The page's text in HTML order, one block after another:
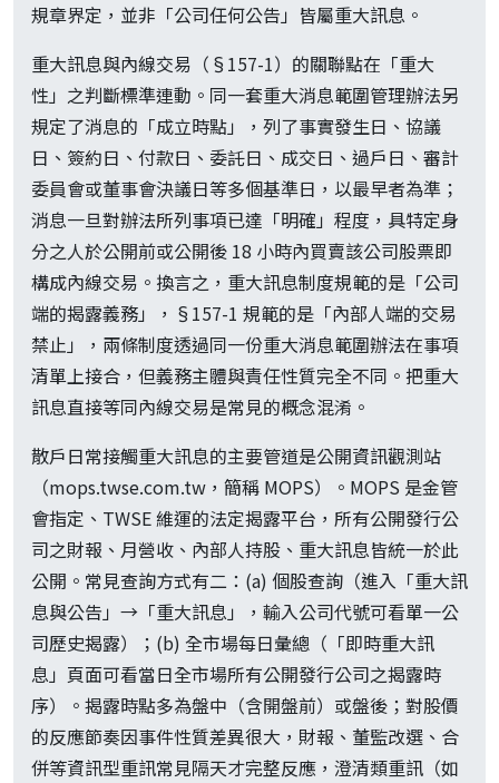
規章界定，並非「公司任何公告」皆屬重大訊息。
重大訊息與內線交易（§157-1）的關聯點在「重大
性」之判斷標準連動。同一套重大消息範圍管理辦法另
規定了消息的「成立時點」，列了事實發生日、協議
日、簽約日、付款日、委託日、成交日、過戶日、審計
委員會或董事會決議日等多個基準日，以最早者為準；
消息一旦對辦法所列事項已達「明確」程度，具特定身
分之人於公開前或公開後 18 小時內買賣該公司股票即
構成內線交易。換言之，重大訊息制度規範的是「公司
端的揭露義務」，§157-1 規範的是「內部人端的交易
禁止」，兩條制度透過同一份重大消息範圍辦法在事項
清單上接合，但義務主體與責任性質完全不同。把重大
訊息直接等同內線交易是常見的概念混淆。
散戶日常接觸重大訊息的主要管道是公開資訊觀測站
（mops.twse.com.tw，簡稱 MOPS）。MOPS 是金管
會指定、TWSE 維運的法定揭露平台，所有公開發行公
司之財報、月營收、內部人持股、重大訊息皆統一於此
公開。常見查詢方式有二：(a) 個股查詢（進入「重大訊
息與公告」→「重大訊息」，輸入公司代號可看單一公
司歷史揭露）；(b) 全市場每日彙總（「即時重大訊
息」頁面可看當日全市場所有公開發行公司之揭露時
序）。揭露時點多為盤中（含開盤前）或盤後；對股價
的反應節奏因事件性質差異很大，財報、董監改選、合
併等資訊型重訊常見隔天才完整反應，澄清類重訊（如